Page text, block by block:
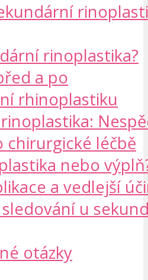
rinoplastika?
a po
rhinoplastiku
chirurgické léčbě
nebo
a vedlejší
u
otázky